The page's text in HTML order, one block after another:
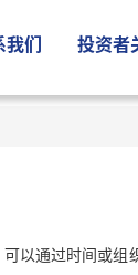
我们 投资者
以通过时间或组